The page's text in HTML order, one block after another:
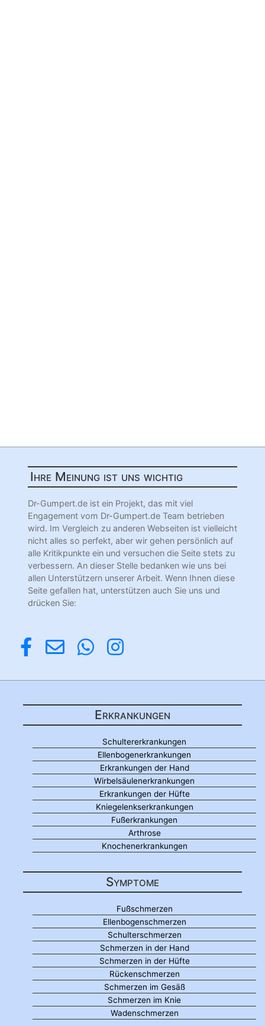
Ihre Meinung ist uns wichtig
Dr-Gumpert.de ist ein Projekt, das mit viel
Engagement vom Dr-Gumpert.de Team betrieben
wird. Im Vergleich zu anderen Webseiten ist vielleicht
nicht alles so perfekt, aber wir gehen persönlich auf
alle Kritikpunkte ein und versuchen die Seite stets zu
verbessern. An dieser Stelle bedanken wie uns bei
allen Unterstützern unserer Arbeit. Wenn Ihnen diese
Seite gefallen hat, unterstützen auch Sie uns und
drücken Sie:
Erkrankungen
Schultererkrankungen
Ellenbogenerkrankungen
Erkrankungen der Hand
Wirbelsäulenerkrankungen
Erkrankungen der Hüfte
Kniegelenkserkrankungen
Fußerkrankungen
Arthrose
Knochenerkrankungen
Symptome
Fußschmerzen
Ellenbogenschmerzen
Schulterschmerzen
Schmerzen in der Hand
Schmerzen in der Hüfte
Rückenschmerzen
Schmerzen im Gesäß
Schmerzen im Knie
Wadenschmerzen